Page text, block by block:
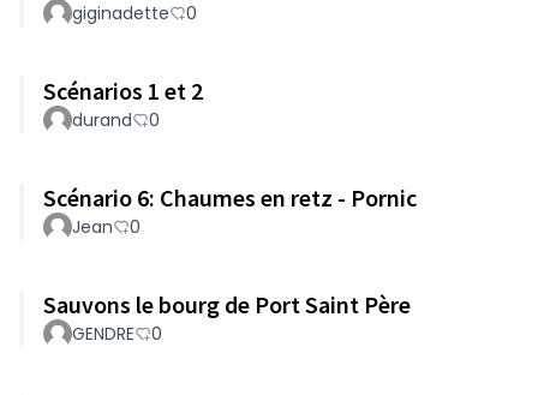
giginadette 0
Scénarios 1 et 2
durand 0
Scénario 6: Chaumes en retz - Pornic
Jean 0
Sauvons le bourg de Port Saint Père
GENDRE 0